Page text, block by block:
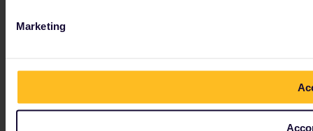
Marketing